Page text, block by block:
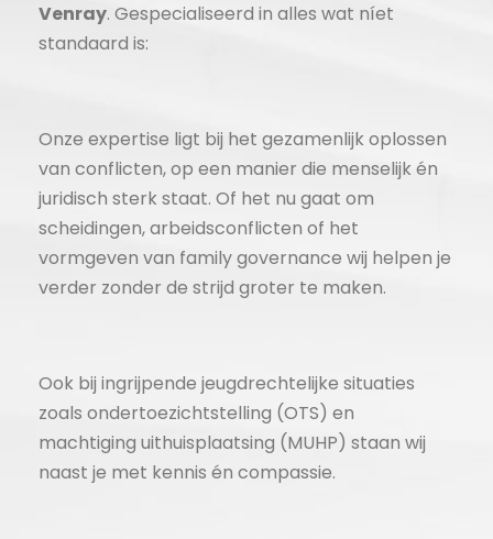
Venray. Gespecialiseerd in alles wat níet
standaard is:
Onze expertise ligt bij het gezamenlijk oplossen
van conflicten, op een manier die menselijk én
juridisch sterk staat. Of het nu gaat om
scheidingen, arbeidsconflicten of het
vormgeven van family governance wij helpen je
verder zonder de strijd groter te maken.
Ook bij ingrijpende jeugdrechtelijke situaties
zoals ondertoezichtstelling (OTS) en
machtiging uithuisplaatsing (MUHP) staan wij
naast je met kennis én compassie.